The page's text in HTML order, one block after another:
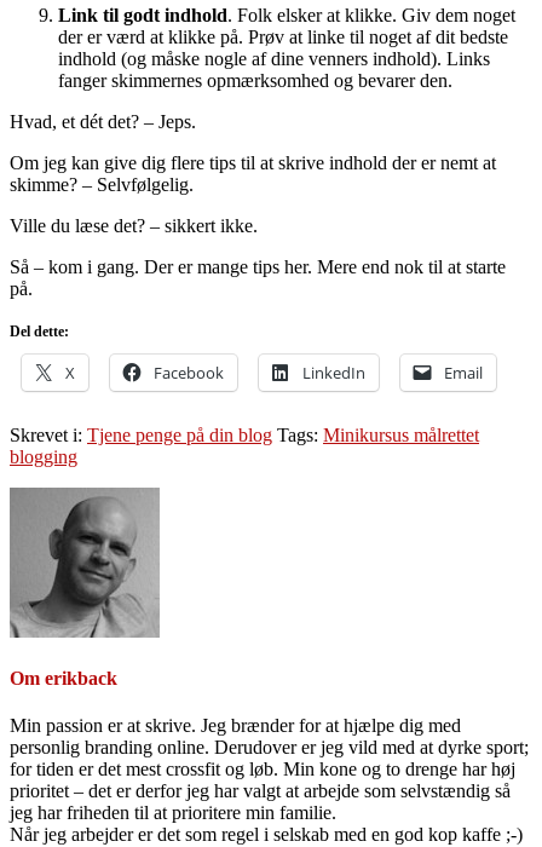
Link til godt indhold. Folk elsker at klikke. Giv dem noget
der er værd at klikke på. Prøv at linke til noget af dit bedste
indhold (og måske nogle af dine venners indhold). Links
fanger skimmernes opmærksomhed og bevarer den.
Hvad, et dét det? – Jeps.
Om jeg kan give dig flere tips til at skrive indhold der er nemt at
skimme? – Selvfølgelig.
Ville du læse det? – sikkert ikke.
Så – kom i gang. Der er mange tips her. Mere end nok til at starte
på.
Del dette:
X Facebook LinkedIn Email
Skrevet i: Tjene penge på din blog Tags: Minikursus målrettet
blogging
Om erikback
Min passion er at skrive. Jeg brænder for at hjælpe dig med
personlig branding online. Derudover er jeg vild med at dyrke sport;
for tiden er det mest crossfit og løb. Min kone og to drenge har høj
prioritet – det er derfor jeg har valgt at arbejde som selvstændig så
jeg har friheden til at prioritere min familie.
Når jeg arbejder er det som regel i selskab med en god kop kaffe ;-)